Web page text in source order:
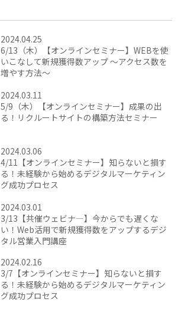
2024.04.25
6/13（木）【オンラインセミナー】WEBを使
いこなして新規獲得数アップ ～アクセス数を
増やす方法～
2024.03.11
5/9（木）【オンラインセミナー】成果の出
る！リクルートサイトの構築方法セミナー
2024.03.06
4/11【オンラインセミナー】知らないと損す
る！未経験から始めるデジタルマーケティン
グ成功プロセス
2024.03.01
3/13【共催ウェビナ―】今からでも遅くな
い！Web活用で新規獲得数をアップするデジ
タル営業入門講座
2024.02.16
3/7【オンラインセミナー】知らないと損す
る！未経験から始めるデジタルマーケティン
グ成功プロセス